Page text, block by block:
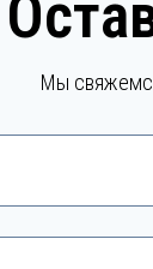
Мы